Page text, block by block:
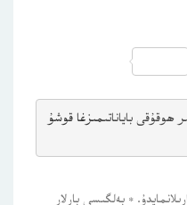
ھوقۇقى باياناتىمىزغا قوشۇ
* بەلگىسى بارلار